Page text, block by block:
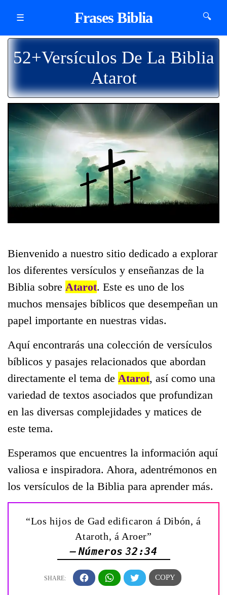
☰ Frases Biblia 🔍
52+Versículos De La Biblia
Atarot
Bienvenido a nuestro sitio dedicado a explorar
los diferentes versículos y enseñanzas de la
Biblia sobre Atarot. Este es uno de los
muchos mensajes bíblicos que desempeñan un
papel importante en nuestras vidas.
Aquí encontrarás una colección de versículos
bíblicos y pasajes relacionados que abordan
directamente el tema de Atarot, así como una
variedad de textos asociados que profundizan
en las diversas complejidades y matices de
este tema.
Esperamos que encuentres la información aquí
valiosa e inspiradora. Ahora, adentrémonos en
los versículos de la Biblia para aprender más.
“Los hijos de Gad edificaron á Dibón, á
Ataroth, á Aroer”
— Números 32:34